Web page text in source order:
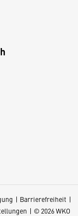
Barrierefreiheit
© 2026 WKO